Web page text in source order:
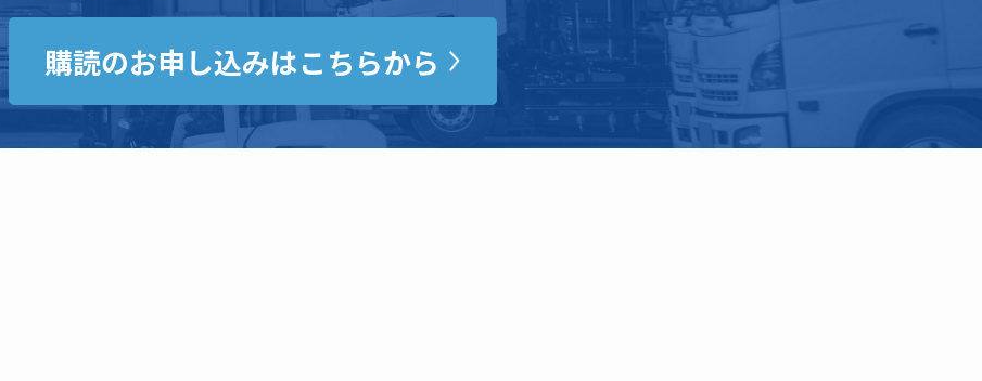
購読のお申し込みはこちらから